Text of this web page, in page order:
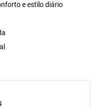
e estilo diário